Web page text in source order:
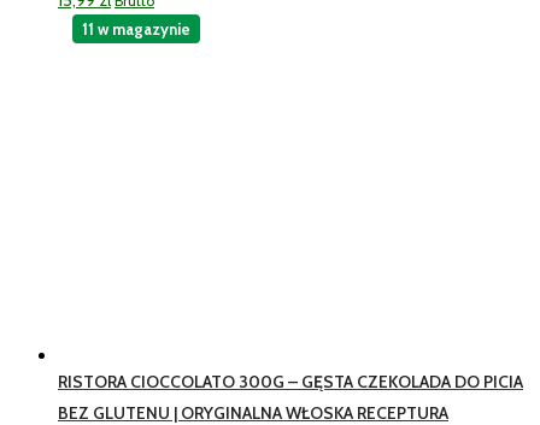
RISTORA CIOCCOLATO 300G – GĘSTA CZEKOLADA DO PICIA
BEZ GLUTENU | ORYGINALNA WŁOSKA RECEPTURA
11 w magazynie